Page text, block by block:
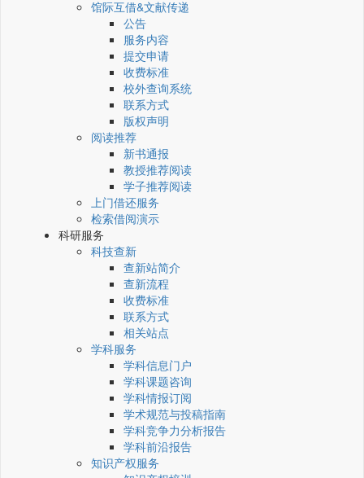
馆际互借&文献传递
公告
服务内容
提交申请
收费标准
校外查询系统
联系方式
版权声明
阅读推荐
新书通报
教授推荐阅读
学子推荐阅读
上门借还服务
检索借阅演示
科研服务
科技查新
查新站简介
查新流程
收费标准
联系方式
相关站点
学科服务
学科信息门户
学科课题咨询
学科情报订阅
学术规范与投稿指南
学科竞争力分析报告
学科前沿报告
知识产权服务